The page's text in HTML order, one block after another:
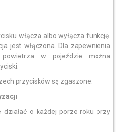
włącza albo wyłącza funkcję.
jest włączona. Dla zapewnienia
powietrza w pojeździe można
przycisków są zgaszone.
działać o każdej porze roku przy